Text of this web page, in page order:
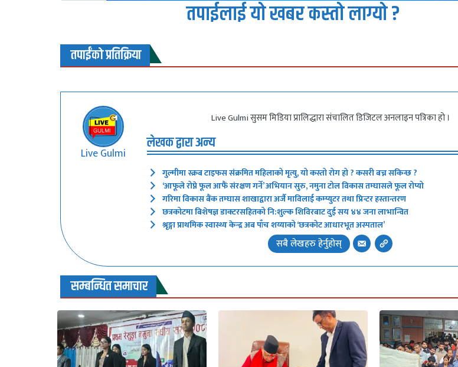
तपाईलाई यो खबर कस्तो लाग्यो ?
तपाईंको प्रतिक्रिया
Live Gulmi
Live Gulmi सुसम मिडिया प्रालिद्धारा संचालित डिजिटल अनलाइन पत्रिका हो ।
लेखक द्वारा अन्य
गुल्मीमा स्क्रब टाइफस संक्रमित महिलाको मृत्यु, यो कस्तो रोग हो ? कसरी बच्न सकिन्छ ?
‘आफूले रोप्ने फूल आफैं संरक्षण गर्ने’ अभियान सुरु, नमुना टोल विकास तम्घासले फूल रोप्यो
गरिमा विकास बैंक तम्घास शाखाद्वारा अर्जै माविलाई कम्प्युटर तथा प्रिन्टर हस्तान्तरण
छत्रकोटमा बिशेषज्ञ डाक्टरसहितको नि:शुल्क शिविरबाट दुई सय ४४ जना लाभान्वित
श्रृङ्गा प्राथमिक स्वास्थ्य केन्द्र अब पाँच शय्याको ‘छत्रकोट आधारभूत अस्पताल’
सबै लेखहरु हेर्नुहोस्
सम्बन्धित समाचार